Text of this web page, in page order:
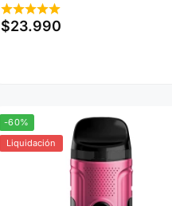
$23.990
-60%
Liquidación